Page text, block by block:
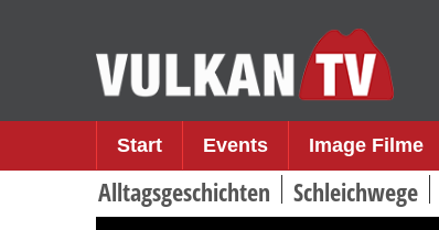
Start Events Image Filme
Alltagsgeschichten Schleichwege